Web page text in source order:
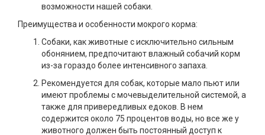
возможности нашей собаки.
Преимущества и особенности мокрого корма:
Собаки, как животные с исключительно сильным
обонянием, предпочитают влажный собачий корм
из-за гораздо более интенсивного запаха.
Рекомендуется для собак, которые мало пьют или
имеют проблемы с мочевыделительной системой, а
также для привередливых едоков. В нем
содержится около 75 процентов воды, но все же у
животного должен быть постоянный доступ к